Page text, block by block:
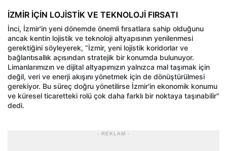
İZMİR İÇİN LOJİSTİK VE TEKNOLOJİ FIRSATI
İnci, İzmir'in yeni dönemde önemli fırsatlara sahip olduğunu
ancak kentin lojistik ve teknoloji altyapısının yenilenmesi
gerektiğini söyleyerek, “İzmir, yeni lojistik koridorlar ve
bağlantısallık açısından stratejik bir konumda bulunuyor.
Limanlarımızın ve dijital altyapımızın yalnızca mal taşımak için
değil, veri ve enerji akışını yönetmek için de dönüştürülmesi
gerekiyor. Bu süreç doğru yönetilirse İzmir'in ekonomik konumu
ve küresel ticaretteki rolü çok daha farklı bir noktaya taşınabilir"
dedi.
- REKLAM -